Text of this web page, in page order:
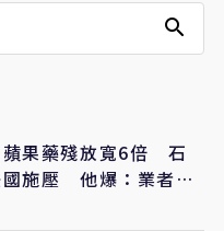
蘋果藥殘放寬6倍 石
國施壓 他爆：業者僅